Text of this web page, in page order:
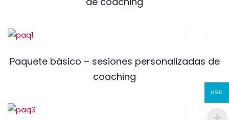
Paquete básico – sesiones personalizadas de
coaching
USD